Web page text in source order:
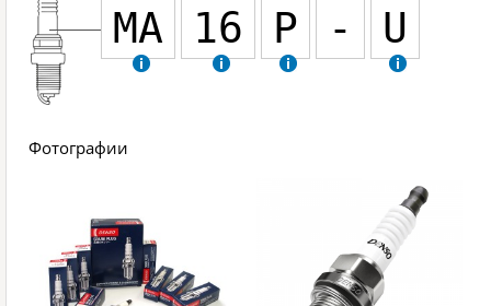
MA 16 P - U
Фотографии